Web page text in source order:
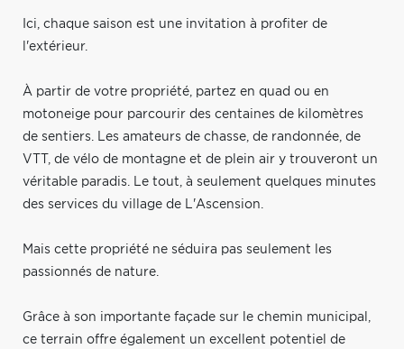
Ici, chaque saison est une invitation à profiter de
l'extérieur.
À partir de votre propriété, partez en quad ou en
motoneige pour parcourir des centaines de kilomètres
de sentiers. Les amateurs de chasse, de randonnée, de
VTT, de vélo de montagne et de plein air y trouveront un
véritable paradis. Le tout, à seulement quelques minutes
des services du village de L'Ascension.
Mais cette propriété ne séduira pas seulement les
passionnés de nature.
Grâce à son importante façade sur le chemin municipal,
ce terrain offre également un excellent potentiel de